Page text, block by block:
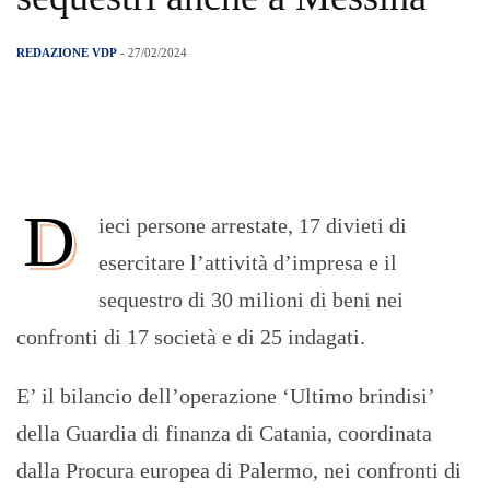
REDAZIONE VDP - 27/02/2024
D
ieci persone arrestate, 17 divieti di
esercitare l’attività d’impresa e il
sequestro di 30 milioni di beni nei
confronti di 17 società e di 25 indagati.
E’ il bilancio dell’operazione ‘Ultimo brindisi’
della Guardia di finanza di Catania, coordinata
dalla Procura europea di Palermo, nei confronti di